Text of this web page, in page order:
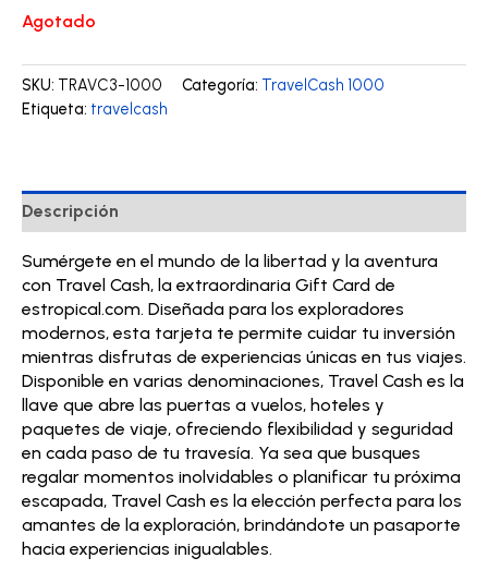
Agotado
SKU: TRAVC3-1000 Categoría: TravelCash 1000
Etiqueta: travelcash
Descripción
Sumérgete en el mundo de la libertad y la aventura
con Travel Cash, la extraordinaria Gift Card de
estropical.com. Diseñada para los exploradores
modernos, esta tarjeta te permite cuidar tu inversión
mientras disfrutas de experiencias únicas en tus viajes.
Disponible en varias denominaciones, Travel Cash es la
llave que abre las puertas a vuelos, hoteles y
paquetes de viaje, ofreciendo flexibilidad y seguridad
en cada paso de tu travesía. Ya sea que busques
regalar momentos inolvidables o planificar tu próxima
escapada, Travel Cash es la elección perfecta para los
amantes de la exploración, brindándote un pasaporte
hacia experiencias inigualables.